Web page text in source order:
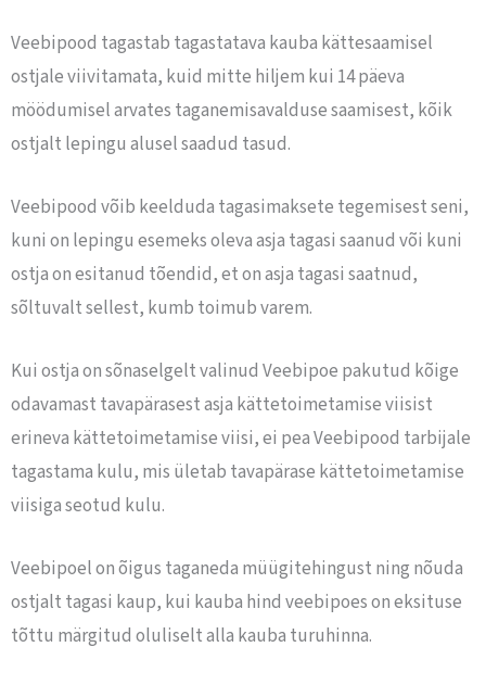
Veebipood tagastab tagastatava kauba kättesaamisel
ostjale viivitamata, kuid mitte hiljem kui 14 päeva
möödumisel arvates taganemisavalduse saamisest, kõik
ostjalt lepingu alusel saadud tasud.
Veebipood võib keelduda tagasimaksete tegemisest seni,
kuni on lepingu esemeks oleva asja tagasi saanud või kuni
ostja on esitanud tõendid, et on asja tagasi saatnud,
sõltuvalt sellest, kumb toimub varem.
Kui ostja on sõnaselgelt valinud Veebipoe pakutud kõige
odavamast tavapärasest asja kättetoimetamise viisist
erineva kättetoimetamise viisi, ei pea Veebipood tarbijale
tagastama kulu, mis ületab tavapärase kättetoimetamise
viisiga seotud kulu.
Veebipoel on õigus taganeda müügitehingust ning nõuda
ostjalt tagasi kaup, kui kauba hind veebipoes on eksituse
tõttu märgitud oluliselt alla kauba turuhinna.